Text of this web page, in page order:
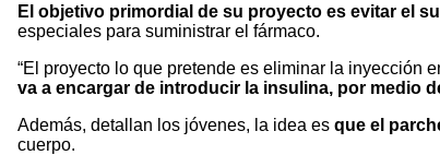
El objetivo primordial de su proyecto es evitar el
especiales para suministrar el fármaco.
“El proyecto lo que pretende es eliminar la inyección
va a encargar de introducir la insulina, por medio
Además, detallan los jóvenes, la idea es que el
cuerpo.